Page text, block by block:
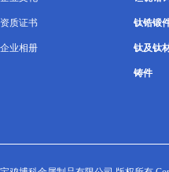
资质证书
企业相册
钛锆锻
钛及钛
铸件